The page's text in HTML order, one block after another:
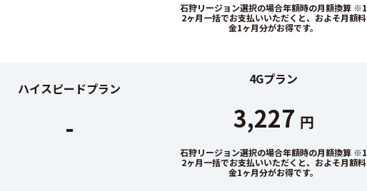
ハイスピードプラン
-
石狩リージョン選択の場合年額時の月額換算 ※1
2ヶ月一括でお支払いいただくと、およそ月額料
金1ヶ月分がお得です。
4Gプラン
3,227 円
石狩リージョン選択の場合年額時の月額換算 ※1
2ヶ月一括でお支払いいただくと、およそ月額料
金1ヶ月分がお得です。